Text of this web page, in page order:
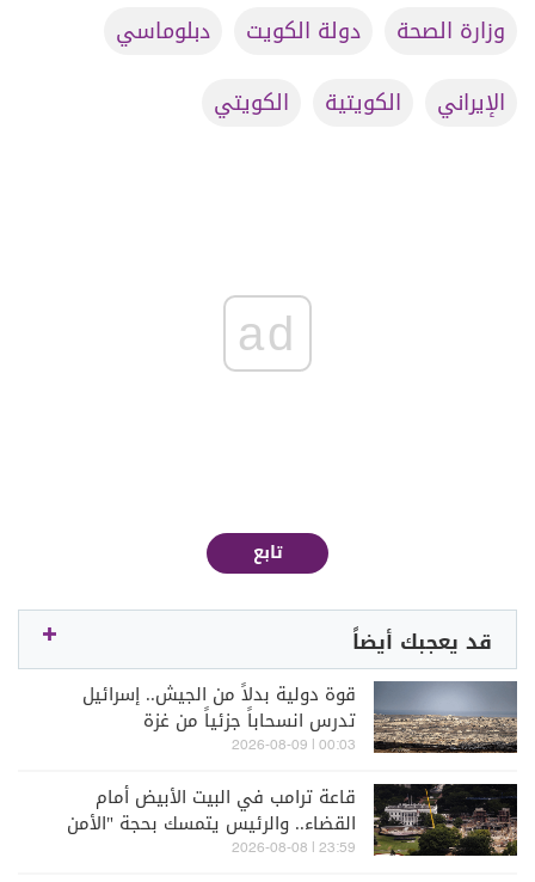
وزارة الصحة دولة الكويت
دبلوماسي
الإيراني
الكويتية الكويتي
ad
تابع
قد يعجبك أيضاً
قوة دولية بدلاً من الجيش.. إسرائيل
تدرس انسحاباً جزئياً من غزة
00:03 | 2026-08-09
قاعة ترامب في البيت الأبيض أمام
القضاء.. والرئيس يتمسك بحجة "الأمن
القومي"
23:59 | 2026-08-08